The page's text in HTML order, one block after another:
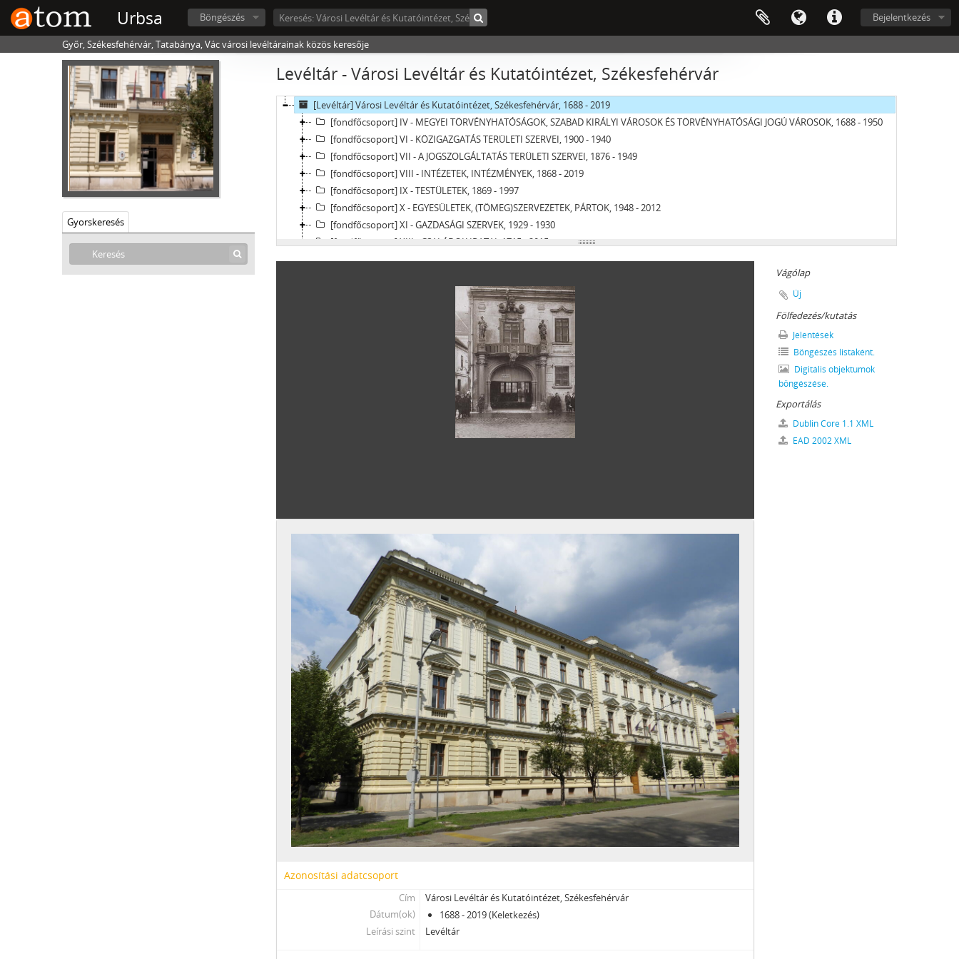
Urbsa Bejelentkezés
Böngészés
Győr, Székesfehérvár, Tatabánya, Vác városi levéltárainak közös keresője
Gyorskeresés
Levéltár - Városi Levéltár és Kutatóintézet, Székesfehérvár
[Levéltár] Városi Levéltár és Kutatóintézet, Székesfehérvár, 1688 - 2019
[fondfőcsoport] IV - MEGYEI TÖRVÉNYHATÓSÁGOK, SZABAD KIRÁLYI VÁROSOK ÉS TÖRVÉNYHATÓSÁGI JOGÚ VÁROSOK, 1688 - 1950
[fondfőcsoport] VI - KÖZIGAZGATÁS TERÜLETI SZERVEI, 1900 - 1940
[fondfőcsoport] VII - A JOGSZOLGÁLTATÁS TERÜLETI SZERVEI, 1876 - 1949
[fondfőcsoport] VIII - INTÉZETEK, INTÉZMÉNYEK, 1868 - 2019
[fondfőcsoport] IX - TESTÜLETEK, 1869 - 1997
[fondfőcsoport] X - EGYESÜLETEK, (TÖMEG)SZERVEZETEK, PÁRTOK, 1948 - 2012
[fondfőcsoport] XI - GAZDASÁGI SZERVEK, 1929 - 1930
[fondfőcsoport] XIII - CSALÁDOK IRATAI, 1715 - 2015
[fondfőcsoport] XIV - SZEMÉLYEK IRATAI, 1822 - 2012
[fondfőcsoport] XVI - TANÁCSKÖZTÁRSASÁG IRATAI, 1919
[fondfőcsoport] XVII - NÉPHATALMI ÉS KÜLÖNLEGES FELADATOKRA LÉTREJÖTT BIZOTTSÁGOK, 1945 - 1971
[fondfőcsoport] XXIII - SZÉKESFEHÉRVÁR JÁRÁSI JOGÚ VÁROS TANÁCSA LEVÉLTÁRA, 1950–1989 (1990)
[fondfőcsoport] XXIV - AZ ÁLLAMIGAZGATÁS TERÜLETI SZERVEI, 1960 - 2000
[fondfőcsoport] XXV - A JOGSZOLGÁLTATÁS TERÜLETI SZERVEI, 1944 - 1991
[fondfőcsoport] XXIX - VÁLLALATOK IRATAI, 1921 - 2012
[fondfőcsoport] XXX - SZÖVETKEZETEK, 1960 - 2012
[fondfőcsoport] XXXIII - LEVÉLTÁRI KEZELÉSRE UTALT IRATOK, 1815–2015
[fondfőcsoport] XXXV - MSZMP ARCHÍVUMOK, 1970–1988
Azonosítási adatcsoport
Cím
Városi Levéltár és Kutatóintézet, Székesfehérvár
Dátum(ok)
1688 - 2019 (Keletkezés)
Leírási szint
Levéltár
Vágólap
Új
Fölfedezés/kutatás
Jelentések
Böngészés listaként.
Digitális objektumok
böngészése.
Exportálás
Dublin Core 1.1 XML
EAD 2002 XML